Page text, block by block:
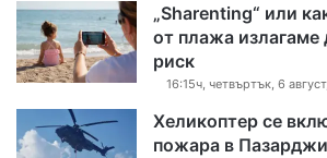
„Sharenting“ или
от плажа излагаме
риск
16:15ч, четвъртък, 6
Хеликоптер се
пожара в